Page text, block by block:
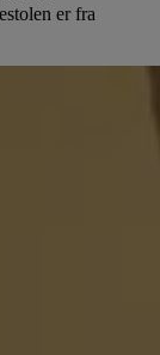
er fra